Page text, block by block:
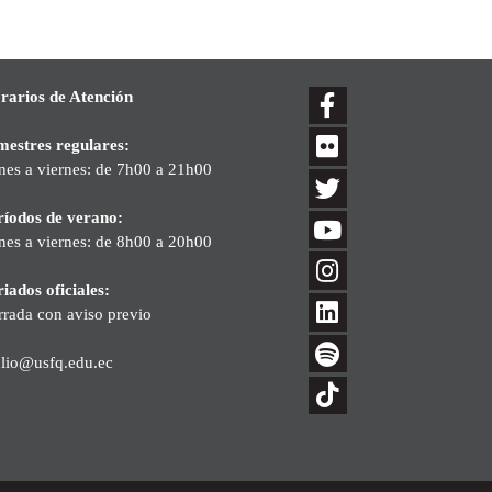
de Atención
regulares:
a viernes: de 7h00 a 21h00
de verano:
a viernes: de 8h00 a 20h00
oficiales:
con aviso previo